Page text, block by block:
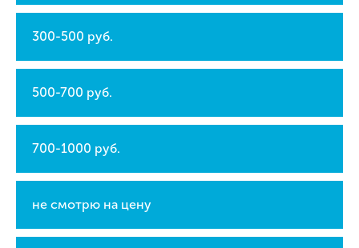
300-500 руб.
500-700 руб.
700-1000 руб.
не смотрю на цену